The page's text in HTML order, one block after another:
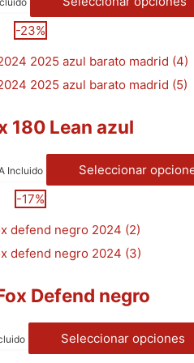
-23%
180 Lean azul
Incluido
Seleccionar
-17%
Defend negro
Seleccionar opciones